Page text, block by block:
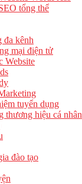
tổng thể
đa kênh
mại điện tử
Website
tuyển dụng
thương hiệu cá nhân
đào tạo